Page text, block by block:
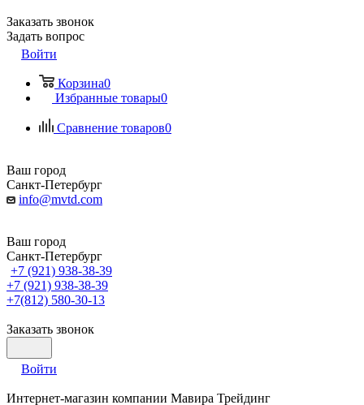
Заказать звонок
Задать вопрос
Войти
Корзина0
Избранные товары0
Сравнение товаров0
Ваш город
Санкт-Петербург
info@mvtd.com
Ваш город
Санкт-Петербург
+7 (921) 938-38-39
+7 (921) 938-38-39
+7(812) 580-30-13
Заказать звонок
Войти
Интернет-магазин компании Мавира Трейдинг